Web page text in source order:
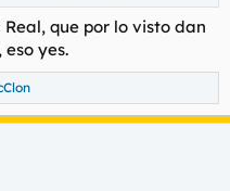
que por lo visto dan
yes.